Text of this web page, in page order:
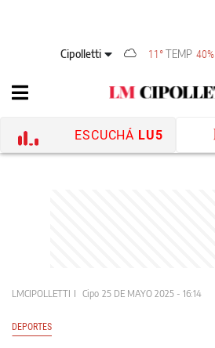
Cipolletti 11°TEMP 40%
ESCUCHÁ LU5
LMCIPOLLETTI Cipo 25 DE MAYO 2025 - 16:14
DEPORTES